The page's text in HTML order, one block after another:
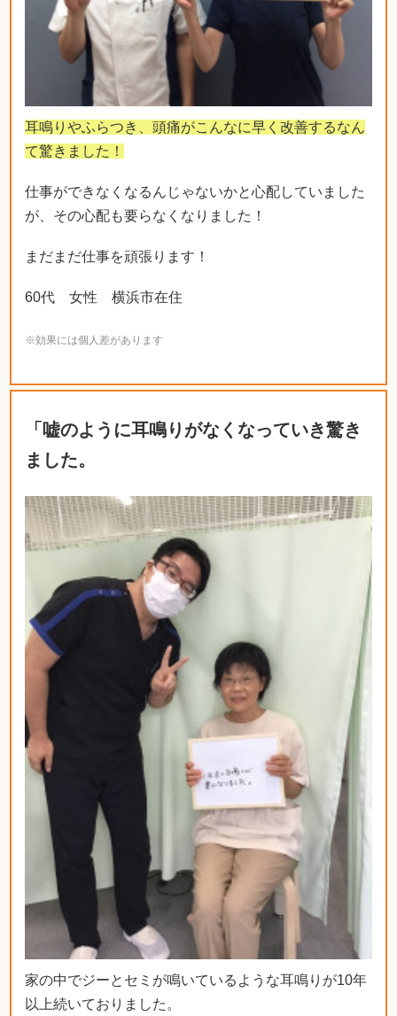
耳鳴りやふらつき、頭痛がこんなに早く改善するなん
て驚きました！
仕事ができなくなるんじゃないかと心配していました
が、その心配も要らなくなりました！
まだまだ仕事を頑張ります！
60代 女性 横浜市在住
※効果には個人差があります
「嘘のように耳鳴りがなくなっていき驚き
ました。
家の中でジーとセミが鳴いているような耳鳴りが10年
以上続いておりました。